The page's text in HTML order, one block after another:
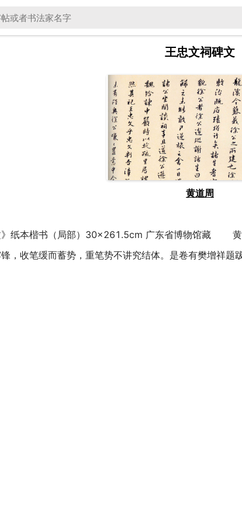
王忠文祠碑文
黄道周
》纸本楷书（局部）30×261.5cm 广东省博物馆藏 黄
，收笔缓而蓄势，重笔势不讲究结体。是卷有樊增祥题